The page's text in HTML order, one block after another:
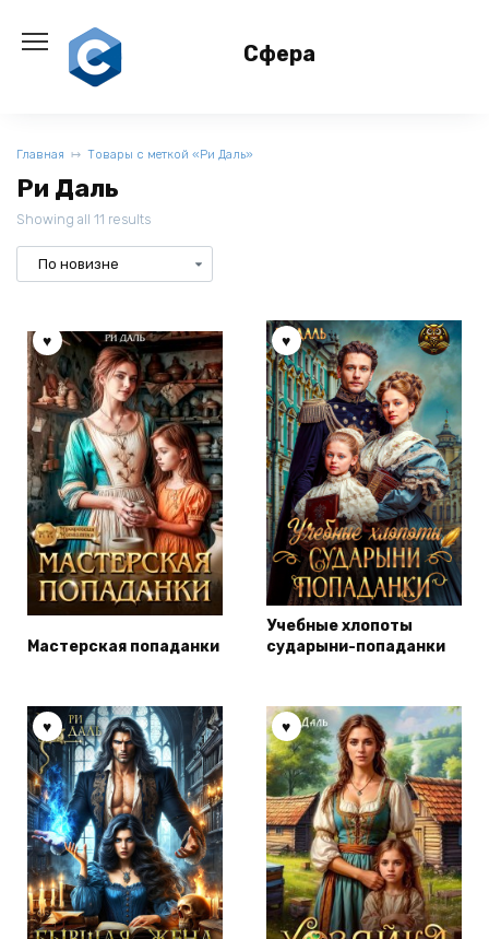
содержанию
Сфера
Главная Товары с меткой «Ри Даль»
Ри Даль
Showing all 11 results
Мастерская попаданки
Учебные хлопоты
сударыни-попаданки